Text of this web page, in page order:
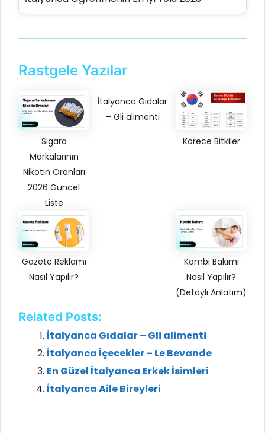
Rastgele Yazılar
Sigara
Markalarının
Nikotin Oranları
2026 Güncel
Liste
İtalyanca Gıdalar
– Gli alimenti
Korece Bitkiler
Gazete Reklamı
Nasıl Yapılır?
Kombi Bakımı
Nasıl Yapılır?
(Detaylı Anlatım)
Related Posts:
İtalyanca Gıdalar – Gli alimenti
İtalyanca İçecekler – Le Bevande
En Güzel İtalyanca Erkek İsimleri
İtalyanca Aile Bireyleri